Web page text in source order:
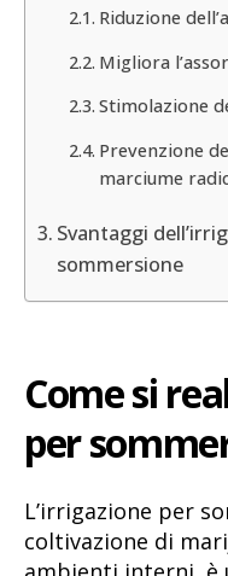
Riduzione
Migliora
Stimolazione
Prevenzione
marciume
Svantaggi
sommersione
Come si
per
L’irrigazione per
coltivazione di